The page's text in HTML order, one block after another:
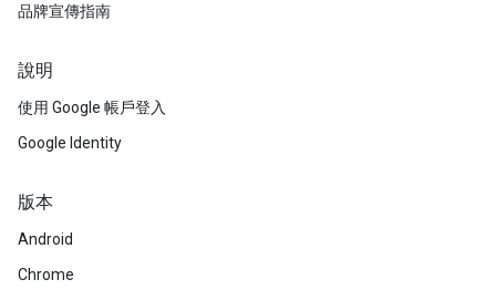
品牌宣傳指南
說明
使用 Google 帳戶登入
Google Identity
版本
Android
Chrome